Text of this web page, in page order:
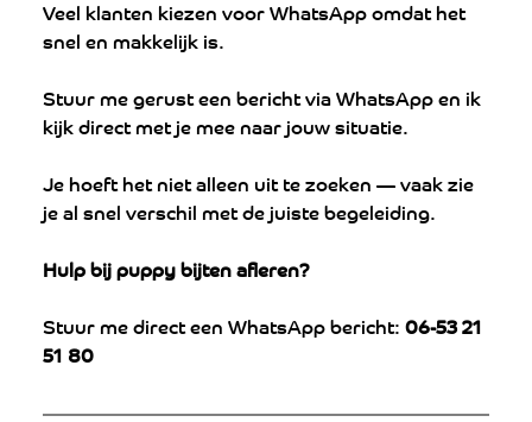
Veel klanten kiezen voor WhatsApp omdat het
snel en makkelijk is.
Stuur me gerust een bericht via WhatsApp en ik
kijk direct met je mee naar jouw situatie.
Je hoeft het niet alleen uit te zoeken — vaak zie
je al snel verschil met de juiste begeleiding.
Hulp bij puppy bijten afleren?
Stuur me direct een WhatsApp bericht: 06-53 21
51 80